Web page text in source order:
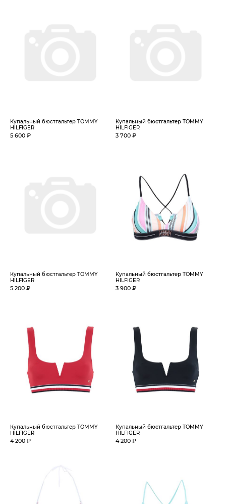
Купальный бюстгальтер TOMMY
HILFIGER
5 600 ₽
Купальный бюстгальтер TOMMY
HILFIGER
3 700 ₽
Купальный бюстгальтер TOMMY
HILFIGER
5 200 ₽
Купальный бюстгальтер TOMMY
HILFIGER
3 900 ₽
Купальный бюстгальтер TOMMY
HILFIGER
4 200 ₽
Купальный бюстгальтер TOMMY
HILFIGER
4 200 ₽